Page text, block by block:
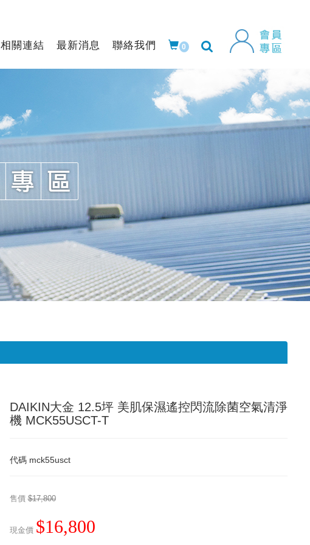
相關連結 最新消息 聯絡我們 0
DAIKIN大金 12.5坪 美肌保濕遙控閃流除菌空氣清淨
機 MCK55USCT-T
代碼 mck55usct
售價 $17,800
現金價 $16,800